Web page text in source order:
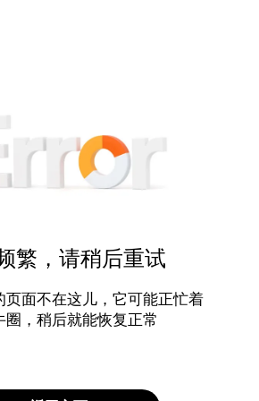
繁，请稍后重试
页面不在这儿，它可能正忙着
圈，稍后就能恢复正常